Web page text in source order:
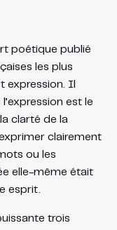
poétique publié
les plus
expression. Il
est le
clarté de la
clairement
ou les
elle-même était
esprit.
trois